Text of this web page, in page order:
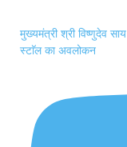
मुख्यमंत्री श्री विष्णुदेव
स्टाॅल का अवलोकन